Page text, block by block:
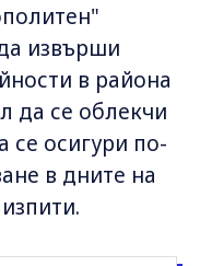
извърши
в района
да се облекчи
се осигури по-
в дните на